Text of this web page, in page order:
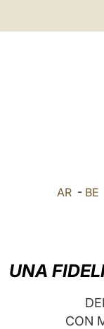
AR- BE
UNA
CON